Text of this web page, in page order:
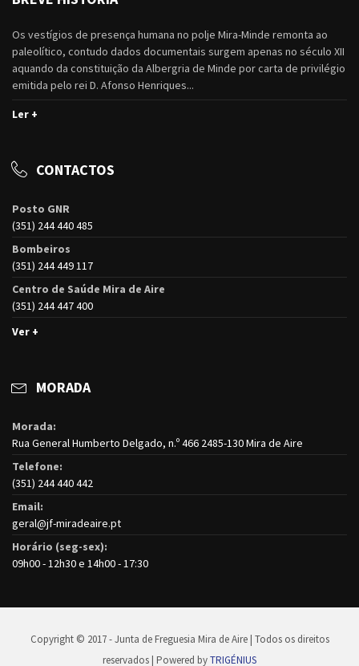
Os vestígios de presença humana no polje Mira-Minde remonta ao
paleolítico, contudo dados documentais surgem apenas no século XII
aquando da constituição da Albergria de Minde por carta de privilégio
emitida pelo rei D. Afonso Henriques...
Ler +
CONTACTOS
Posto GNR
(351) 244 440 485
Bombeiros
(351) 244 449 117
Centro de Saúde Mira de Aire
(351) 244 447 400
Ver +
MORADA
Morada:
Rua General Humberto Delgado, n.º 466 2485-130 Mira de Aire
Telefone:
(351) 244 440 442
Email:
geral@jf-miradeaire.pt
Horário (seg-sex):
09h00 - 12h30 e 14h00 - 17:30
Copyright © 2017 - Junta de Freguesia Mira de Aire | Todos os direitos
reservados | Powered byTRIGÉNIUS